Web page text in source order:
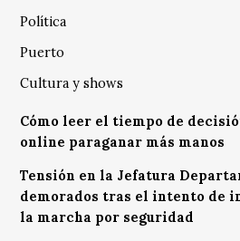
Política
Puerto
Cultura y shows
Cómo leer el tiempo de
online paraganar más manos
Tensión en la Jefatura
demorados tras el intento de
la marcha por seguridad